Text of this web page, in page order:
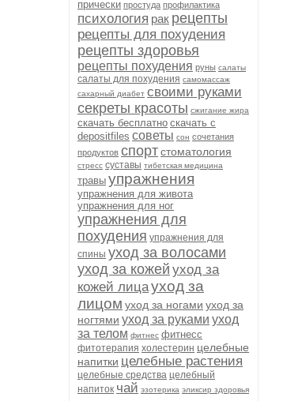
прически простуда профилактика
психология рак рецепты
рецепты для похудения
рецепты здоровья
рецепты похудения руны салаты
салаты для похудения самомассаж
сахарный диабет своими руками
секреты красоты сжигание жира
скачать бесплатно скачать с
depositfiles советы сон сочетания
продуктов спортстоматология
стресс суставы тибетская медицина
травы упражнения
упражнения для живота
упражнения для ног
упражнения для
похудения упражнения для
спины уход за волосами
уход за кожей уход за
кожей лицауход за
лицом уход за ногами уход за
ногтями уход за руками уход
за телом фитнес фитнесс
фитотерапия холестерин целебные
напитки целебные растения
целебные средства целебный
напиток чай эзотерика эликсир здоровья